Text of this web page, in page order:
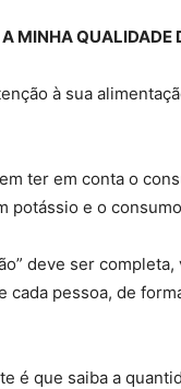
MINHA QUALIDADE
à sua
ter em conta o
potássio e o
deve ser
pessoa, de
é que saiba a